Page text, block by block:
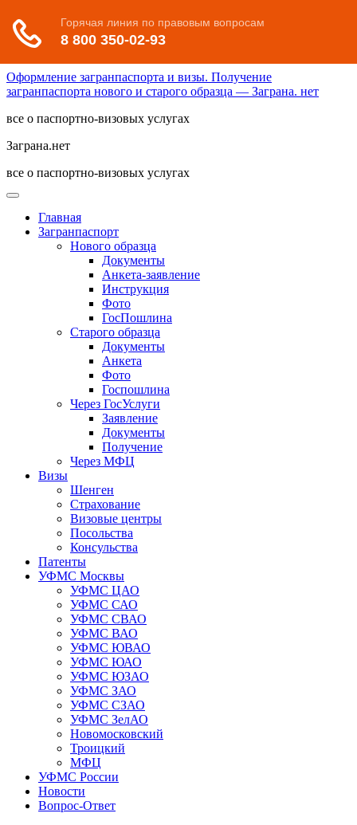
Оформление загранпаспорта и визы. Получение
загранпаспорта нового и старого образца — Заграна. нет
все о паспортно-визовых услугах
Заграна.нет
все о паспортно-визовых услугах
Главная
Загранпаспорт
Нового образца
Документы
Анкета-заявление
Инструкция
Фото
ГосПошлина
Старого образца
Документы
Анкета
Фото
Госпошлина
Через ГосУслуги
Заявление
Документы
Получение
Через МФЦ
Визы
Шенген
Страхование
Визовые центры
Посольства
Консульства
Патенты
УФМС Москвы
УФМС ЦАО
УФМС САО
УФМС СВАО
УФМС ВАО
УФМС ЮВАО
УФМС ЮАО
УФМС ЮЗАО
УФМС ЗАО
УФМС СЗАО
УФМС ЗелАО
Новомосковский
Троицкий
МФЦ
УФМС России
Новости
Вопрос-Ответ